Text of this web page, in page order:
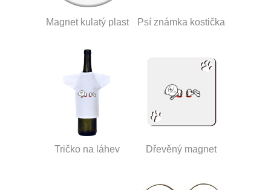
Magnet kulatý plast Psí známka kostička
Tričko na láhev Dřevěný magnet